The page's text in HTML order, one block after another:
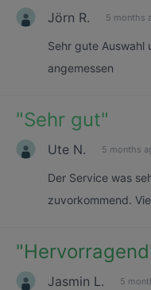
Jörn R. 5 months
Sehr gute Auswahl
angemessen
"Sehr gut"
Ute N. 5 months
Der Service was
zuvorkommend.
"Hervorragend
Jasmin L. 5